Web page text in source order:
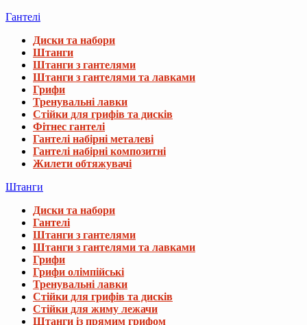
Гантелі
Диски та набори
Штанги
Штанги з гантелями
Штанги з гантелями та лавками
Грифи
Тренувальні лавки
Стійки для грифів та дисків
Фітнес гантелі
Гантелі набірні металеві
Гантелі набірні композитні
Жилети обтяжувачі
Штанги
Диски та набори
Гантелі
Штанги з гантелями
Штанги з гантелями та лавками
Грифи
Грифи олімпійські
Тренувальні лавки
Стійки для грифів та дисків
Стійки для жиму лежачи
Штанги із прямим грифом